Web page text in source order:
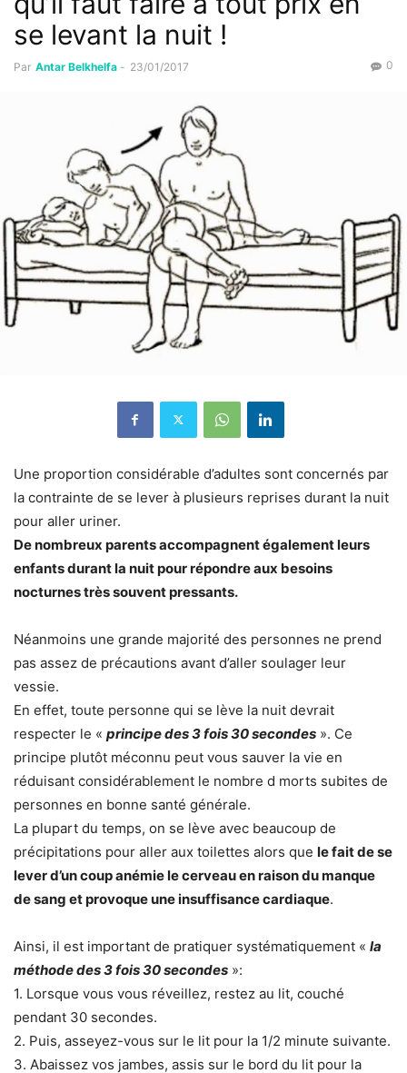
se levant la nuit !
Par Antar Belkhelfa - 23/01/2017 0
Une proportion considérable d’adultes sont concernés par
la contrainte de se lever à plusieurs reprises durant la nuit
pour aller uriner.
De nombreux parents accompagnent également leurs
enfants durant la nuit pour répondre aux besoins
nocturnes très souvent pressants.
Néanmoins une grande majorité des personnes ne prend
pas assez de précautions avant d’aller soulager leur
vessie.
En effet, toute personne qui se lève la nuit devrait
respecter le « principe des 3 fois 30 secondes ». Ce
principe plutôt méconnu peut vous sauver la vie en
réduisant considérablement le nombre d morts subites de
personnes en bonne santé générale.
La plupart du temps, on se lève avec beaucoup de
précipitations pour aller aux toilettes alors que le fait de se
lever d’un coup anémie le cerveau en raison du manque
de sang et provoque une insuffisance cardiaque.
Ainsi, il est important de pratiquer systématiquement « la
méthode des 3 fois 30 secondes »:
1. Lorsque vous vous réveillez, restez au lit, couché
pendant 30 secondes.
2. Puis, asseyez-vous sur le lit pour la 1/2 minute suivante.
3. Abaissez vos jambes, assis sur le bord du lit pour la